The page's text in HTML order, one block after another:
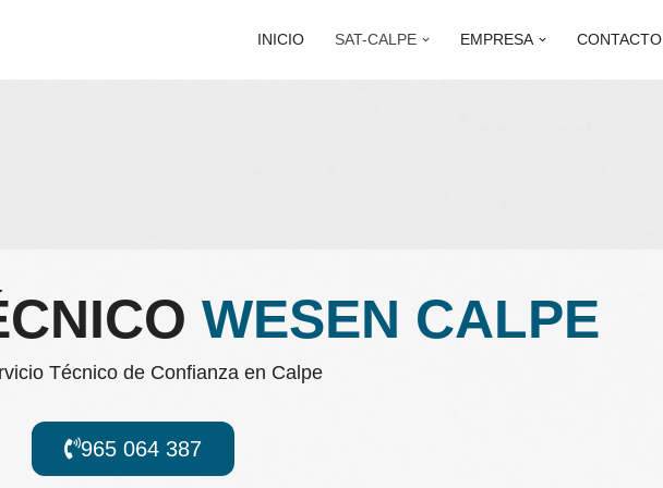
INICIO SAT-CALPE EMPRESA CONTACTO
WESEN CALPE
Técnico de Confianza en Calpe
965 064 387